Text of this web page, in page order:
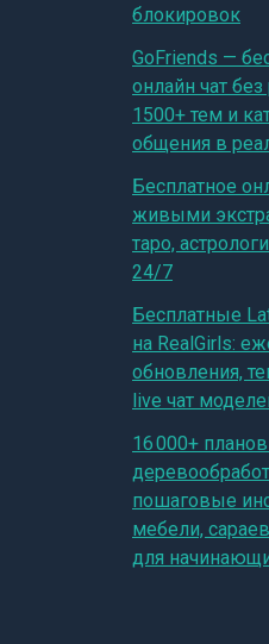
блокировок
GoFriends —
онлайн чат без
1500+ тем и
общения в
Бесплатное
живыми
таро,
24/7
Бесплатные
на RealGirls:
обновления,
live чат
16 000+
пошаговые
мебели,
для